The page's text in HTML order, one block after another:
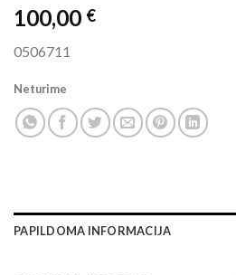
100,00 €
0506711
Neturime
PAPILDOMA INFORMACIJA